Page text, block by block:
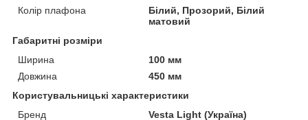
Колір плафона
Білий, Прозорий, Білий
матовий
Габаритні розміри
Ширина
100 мм
Довжина
450 мм
Користувальницькі характеристики
Бренд
Vesta Light (Україна)